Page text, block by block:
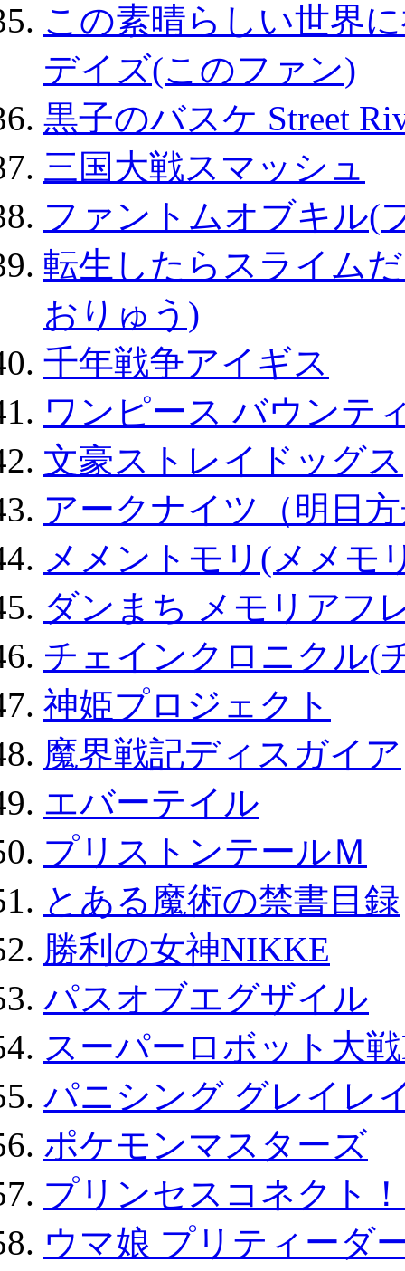
この素晴らしい世界
デイズ(このファン)
黒子のバスケ Street
三国大戦スマッシュ
ファントムオブキル(
転生したらスライム
おりゅう)
千年戦争アイギス
ワンピース バウンテ
文豪ストレイドッグス
アークナイツ（明日
メメントモリ(メメモ
ダンまち メモリアフ
チェインクロニクル(
神姫プロジェクト
魔界戦記ディスガイア
エバーテイル
プリストンテールＭ
とある魔術の禁書目録
勝利の女神NIKKE
パスオブエグザイル
スーパーロボット大
パニシング グレイレ
ポケモンマスターズ
プリンセスコネクト
ウマ娘 プリティーダ